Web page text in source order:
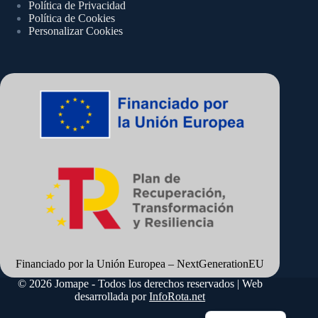
Política de Privacidad
Política de Cookies
Personalizar Cookies
Financiado por la Unión Europea – NextGenerationEU
© 2026 Jomape - Todos los derechos reservados | Web
desarrollada porInfoRota.net